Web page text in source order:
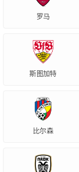
罗马
斯图加特
比尔森